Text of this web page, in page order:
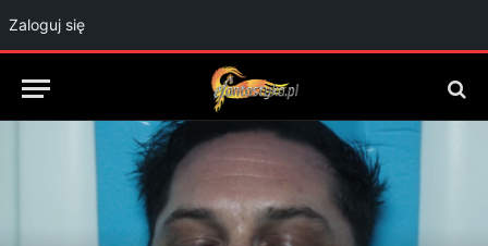
Zaloguj się